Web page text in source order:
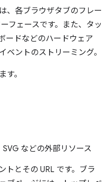
、各ブラウザタブのフレー
フェースです。また、タッ
ードなどのハードウェア
ベントのストリーミング。
。
などの外部リソース
トとその URL です。ブラ